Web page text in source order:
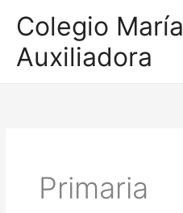
contenido
Colegio María
Auxiliadora
Primaria